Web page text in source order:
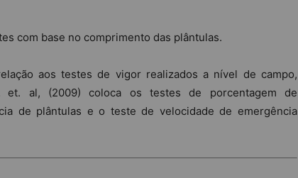
com base no comprimento das plântulas.
aos testes de vigor realizados a nível de campo,
et. al, (2009) coloca os testes de porcentagem de
de plântulas e o teste de velocidade de emergência